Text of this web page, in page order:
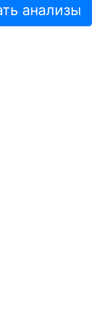
анализы